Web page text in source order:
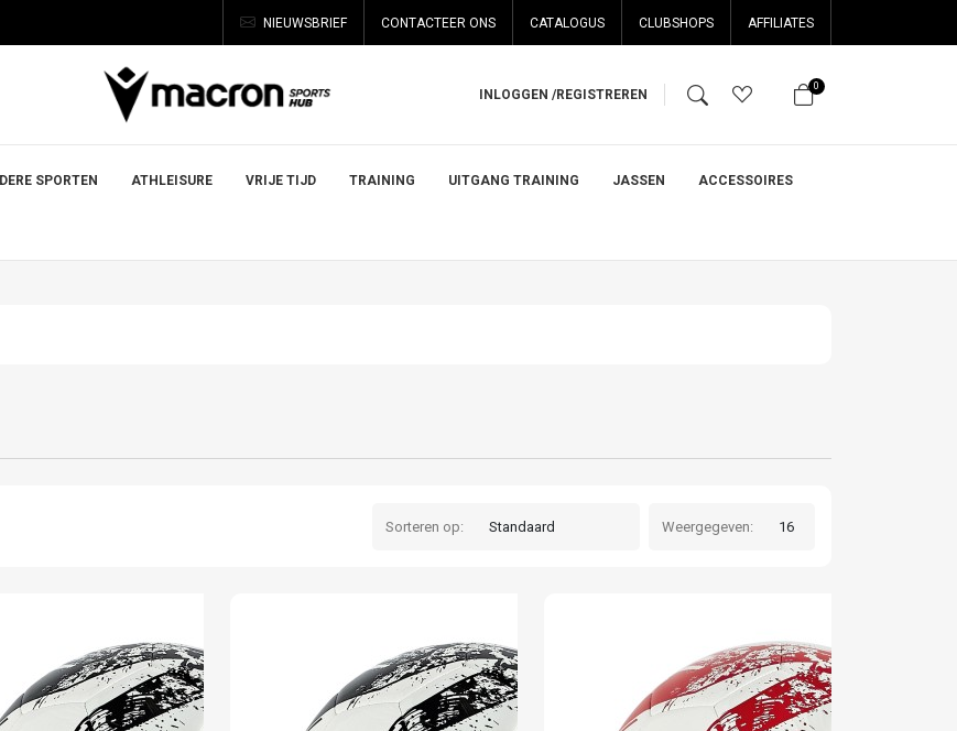
NIEUWSBRIEF CONTACTEER ONS CATALOGUS CLUBSHOPS AFFILIATES
INLOGGEN /REGISTREREN
0
SPORTEN ATHLEISURE VRIJE TIJD TRAINING UITGANG TRAINING JASSEN ACCESSOIRES
Sorteren op: Weergegeven: